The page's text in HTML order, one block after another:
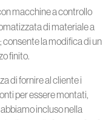
macchine a controllo
di materiale a
consente la modifica di un
finito.
di fornire al cliente i
per essere montati,
incluso nella